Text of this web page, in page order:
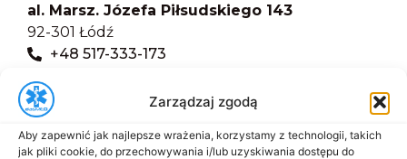
Zarządzaj zgodą
Aby zapewnić jak najlepsze wrażenia, korzystamy z technologii, takich
jak pliki cookie, do przechowywania i/lub uzyskiwania dostępu do
al. Marsz. Józefa Piłsudskiego 143
92-301 Łódź
+48 517-333-173
biuro@dasmed.pl
Menu
Start